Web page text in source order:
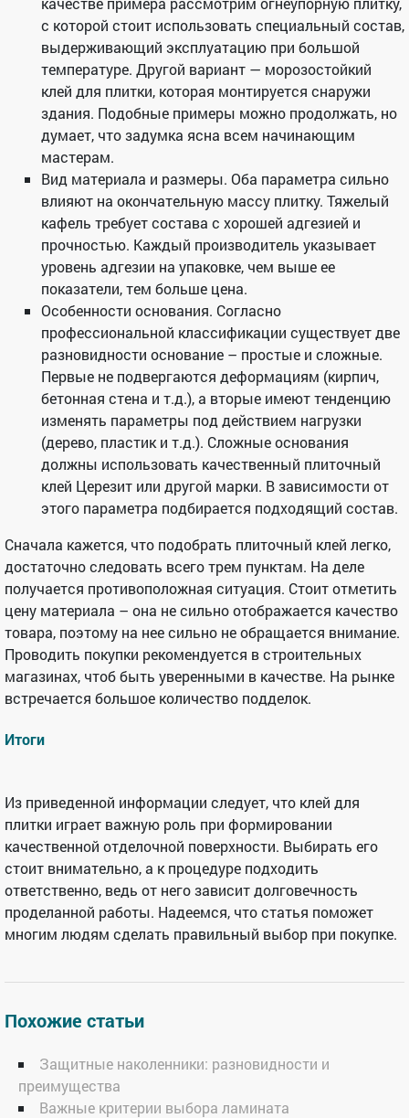
с которой стоит использовать специальный состав,
выдерживающий эксплуатацию при большой
температуре. Другой вариант — морозостойкий
клей для плитки, которая монтируется снаружи
здания. Подобные примеры можно продолжать, но
думает, что задумка ясна всем начинающим
мастерам.
Вид материала и размеры. Оба параметра сильно
влияют на окончательную массу плитку. Тяжелый
кафель требует состава с хорошей адгезией и
прочностью. Каждый производитель указывает
уровень адгезии на упаковке, чем выше ее
показатели, тем больше цена.
Особенности основания. Согласно
профессиональной классификации существует две
разновидности основание – простые и сложные.
Первые не подвергаются деформациям (кирпич,
бетонная стена и т.д.), а вторые имеют тенденцию
изменять параметры под действием нагрузки
(дерево, пластик и т.д.). Сложные основания
должны использовать качественный плиточный
клей Церезит или другой марки. В зависимости от
этого параметра подбирается подходящий состав.
Сначала кажется, что подобрать плиточный клей легко,
достаточно следовать всего трем пунктам. На деле
получается противоположная ситуация. Стоит отметить
цену материала – она не сильно отображается качество
товара, поэтому на нее сильно не обращается внимание.
Проводить покупки рекомендуется в строительных
магазинах, чтоб быть уверенными в качестве. На рынке
встречается большое количество подделок.
Итоги
Из приведенной информации следует, что клей для
плитки играет важную роль при формировании
качественной отделочной поверхности. Выбирать его
стоит внимательно, а к процедуре подходить
ответственно, ведь от него зависит долговечность
проделанной работы. Надеемся, что статья поможет
многим людям сделать правильный выбор при покупке.
Похожие статьи
Защитные наколенники: разновидности и
преимущества
Важные критерии выбора ламината